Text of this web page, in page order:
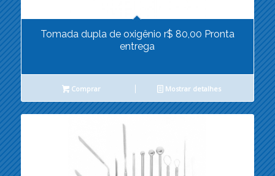
Tomada dupla de oxigênio r$ 80,00 Pronta
entrega
Comprar Mostrar detalhes